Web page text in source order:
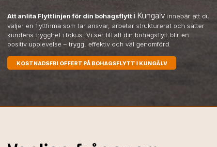
Att anlita Flyttlinjen för din bohagsflytti Kungälv innebär att du
väljer en flyttfirma som tar ansvar, arbetar strukturerat och sätter
kundens trygghet i fokus. Vi ser till att din bohagsflytt blir en
positiv upplevelse – trygg, effektiv och väl genomförd.
KOSTNADSFRI OFFERT PÅ BOHAGSFLYTT I KUNGÄLV